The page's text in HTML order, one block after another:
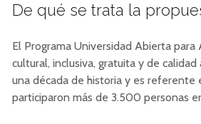
De qué se trata la
El Programa Universidad Abierta
cultural, inclusiva, gratuita y de
una década de historia y es
participaron más de 3.500 personas